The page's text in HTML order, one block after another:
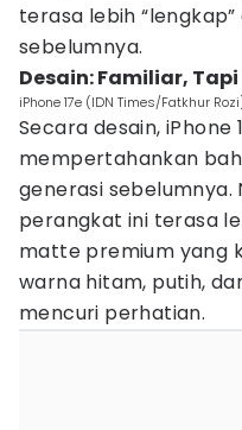
terasa lebih
sebelumnya.
Desain: Familiar,
iPhone 17e (IDN Times/Fatkhur
Secara desain, iPhone
mempertahankan
generasi sebelumnya.
perangkat ini terasa
matte premium yang
warna hitam, putih,
mencuri perhatian.